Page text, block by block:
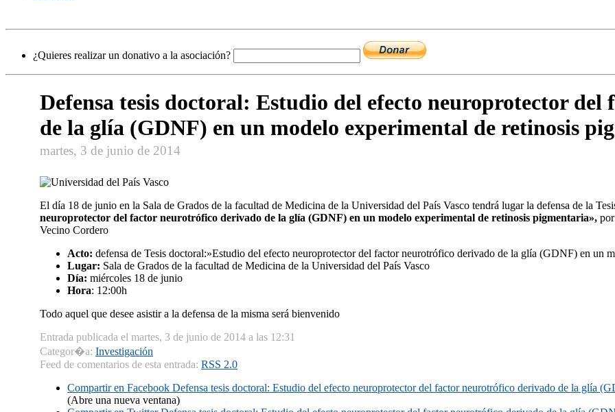
¿Quieres realizar un donativo a la asociación?
Defensa tesis doctoral: Estudio del efecto neuroprotector
de la glía (GDNF) en un modelo experimental de retinosis
martes, 3 de junio de 2014
El día 18 de junio en la Sala de Grados de la facultad de Medicina de la Universidad del País Vasco tendrá lugar la defensa de la
neuroprotector del factor neurotrófico derivado de la glía (GDNF) en un modelo experimental de retinosis pigmentaria»,
Vecino Cordero
Acto: defensa de Tesis doctoral:»Estudio del efecto neuroprotector del factor neurotrófico derivado de la glía (GDNF) en un
Lugar: Sala de Grados de la facultad de Medicina de la Universidad del País Vasco
Día: miércoles 18 de junio
Hora: 12:00h
Todo aquel que desee asistir a la defensa de la misma será bienvenido
Entrada publicada el martes, 3 de junio de 2014 a las 12:31
Categor�a: Investigación
Feed de comentarios de esta entrada: RSS 2.0
Compartir en Facebook Defensa tesis doctoral: Estudio del efecto neuroprotector del factor neurotrófico derivado de la glía
(Abre una nueva ventana)